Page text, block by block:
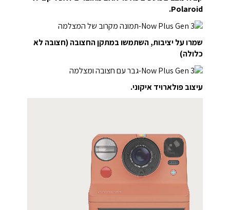
Polaroid.
שמרו על יציבות, השתמשו במתקן החצובה (חצובה לא
כלולה)
עיצוב פולארויד איקוני.